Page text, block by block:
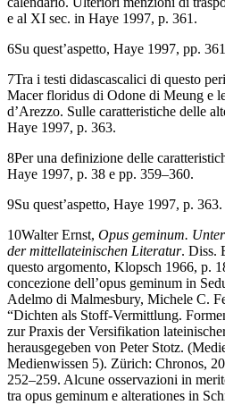
e al XI sec. in Haye 1997, p. 361.
6Su quest’aspetto, Haye 1997, pp.
7Tra i testi didascascalici di questo
Macer floridus di Odone di Meung e
d’Arezzo. Sulle caratteristiche delle
Haye 1997, p. 363.
8Per una definizione delle
Haye 1997, p. 38 e pp. 359–360.
9Su quest’aspetto, Haye 1997, p. 363.
10Walter Ernst, Opus geminum.
der mittellateinischen Literatur. Diss.
questo argomento, Klopsch 1966, p.
concezione dell’opus geminum in
Adelmo di Malmesbury, Michele C.
“Dichten als Stoff-Vermittlung.
zur Praxis der Versifikation
herausgegeben von Peter Stotz.
Medienwissen 5). Zürich: Chronos,
252–259. Alcune osservazioni in
tra opus geminum e alterationes in